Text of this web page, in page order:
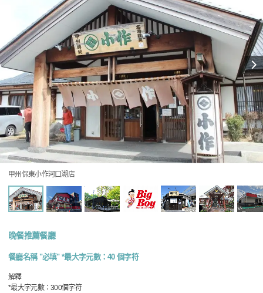
甲州保東小作河口湖店
晚餐推薦餐廳
餐廳名稱 "必填" *最大字元數：40 個字符
解釋
*最大字元數：300個字符